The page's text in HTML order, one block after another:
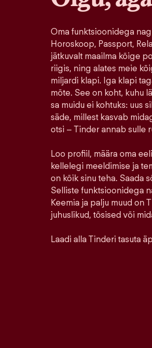
Oma funktsioonidega
Horoskoop, Passport,
jätkuvalt maailma kõige
riigis, ning alates meie
miljardi klapi. Iga klapi
mõte. See on koht, kuhu
sa muidu ei kohtuks: uus
säde, millest kasvab
otsi – Tinder annab sulle
Loo profiil, määra oma
kellelegi meeldimise ja
on kõik sinu teha. Saada
Selliste funktsioonidega
Keemia ja palju muud on
juhuslikud, tõsised või
Laadi alla Tinderi tasuta